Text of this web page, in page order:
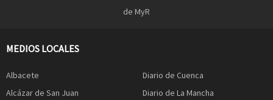
de MyR
MEDIOS LOCALES
Albacete
Alcázar de San Juan
Diario de Cuenca
Diario de La Mancha